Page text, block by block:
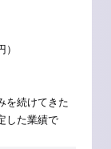
を続けてきた
した業績で